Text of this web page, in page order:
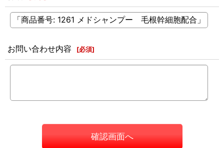
お問い合わせ内容 [必須]
確認画面へ